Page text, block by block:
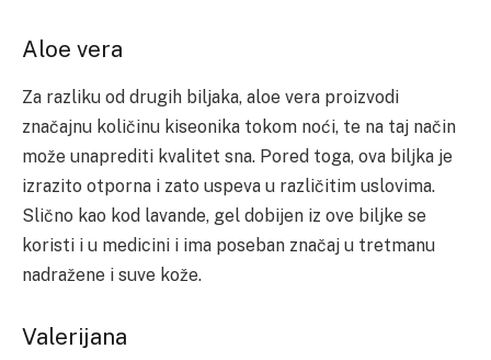
Aloe vera
Za razliku od drugih biljaka, aloe vera proizvodi
značajnu količinu kiseonika tokom noći, te na taj način
može unaprediti kvalitet sna. Pored toga, ova biljka je
izrazito otporna i zato uspeva u različitim uslovima.
Slično kao kod lavande, gel dobijen iz ove biljke se
koristi i u medicini i ima poseban značaj u tretmanu
nadražene i suve kože.
Valerijana